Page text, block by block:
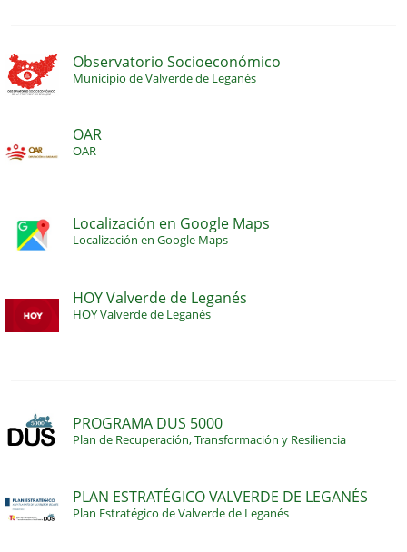
Observatorio Socioeconómico
Municipio de Valverde de Leganés
OAR
OAR
Localización en Google Maps
Localización en Google Maps
HOY Valverde de Leganés
HOY Valverde de Leganés
PROGRAMA DUS 5000
Plan de Recuperación, Transformación y Resiliencia
PLAN ESTRATÉGICO VALVERDE DE LEGANÉS
Plan Estratégico de Valverde de Leganés